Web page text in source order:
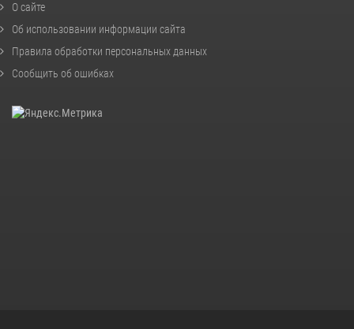
О сайте
Об использовании информации сайта
Правила обработки персональных данных
Сообщить об ошибках